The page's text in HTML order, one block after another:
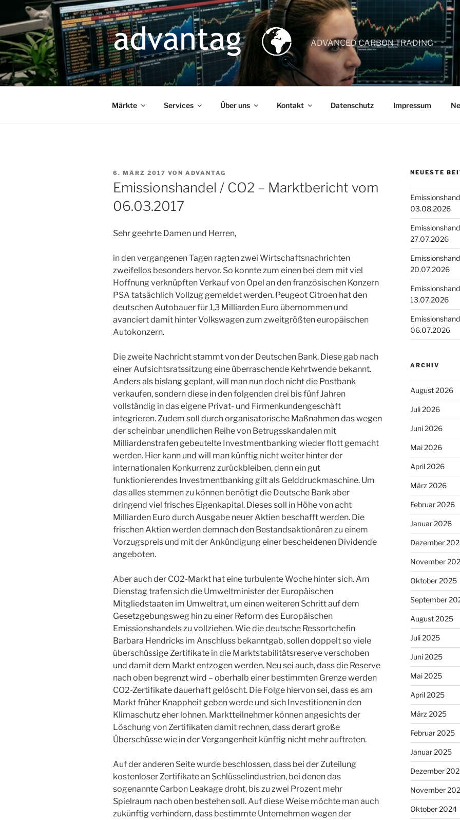
springen
ADVANCED CARBON TRADING
Märkte Services Über uns Kontakt Datenschutz Impressum
VERÖFFENTLICHT
AM
6. MÄRZ 2017 VON ADVANTAG
Emissionshandel / CO2 – Marktbericht vom
06.03.2017
Sehr geehrte Damen und Herren,
in den vergangenen Tagen ragten zwei Wirtschaftsnachrichten
zweifellos besonders hervor. So konnte zum einen bei dem mit viel
Hoffnung verknüpften Verkauf von Opel an den französischen Konzern
PSA tatsächlich Vollzug gemeldet werden. Peugeot Citroen hat den
deutschen Autobauer für 1,3 Milliarden Euro übernommen und
avanciert damit hinter Volkswagen zum zweitgrößten europäischen
Autokonzern.
Die zweite Nachricht stammt von der Deutschen Bank. Diese gab nach
einer Aufsichtsratssitzung eine überraschende Kehrtwende bekannt.
Anders als bislang geplant, will man nun doch nicht die Postbank
verkaufen, sondern diese in den folgenden drei bis fünf Jahren
vollständig in das eigene Privat- und Firmenkundengeschäft
integrieren. Zudem soll durch organisatorische Maßnahmen das wegen
der scheinbar unendlichen Reihe von Betrugsskandalen mit
Milliardenstrafen gebeutelte Investmentbanking wieder flott gemacht
werden. Hier kann und will man künftig nicht weiter hinter der
internationalen Konkurrenz zurückbleiben, denn ein gut
funktionierendes Investmentbanking gilt als Gelddruckmaschine. Um
das alles stemmen zu können benötigt die Deutsche Bank aber
dringend viel frisches Eigenkapital. Dieses soll in Höhe von acht
Milliarden Euro durch Ausgabe neuer Aktien beschafft werden. Die
frischen Aktien werden demnach den Bestandsaktionären zu einem
Vorzugspreis und mit der Ankündigung einer bescheidenen Dividende
angeboten.
Aber auch der CO2-Markt hat eine turbulente Woche hinter sich. Am
Dienstag trafen sich die Umweltminister der Europäischen
Mitgliedstaaten im Umweltrat, um einen weiteren Schritt auf dem
Gesetzgebungsweg hin zu einer Reform des Europäischen
Emissionshandels zu vollziehen. Wie die deutsche Ressortchefin
Barbara Hendricks im Anschluss bekanntgab, sollen doppelt so viele
überschüssige Zertifikate in die Marktstabilitätsreserve verschoben
und damit dem Markt entzogen werden. Neu sei auch, dass die Reserve
nach oben begrenzt wird – oberhalb einer bestimmten Grenze werden
CO2-Zertifikate dauerhaft gelöscht. Die Folge hiervon sei, dass es am
Markt früher Knappheit geben werde und sich Investitionen in den
Klimaschutz eher lohnen. Marktteilnehmer können angesichts der
Löschung von Zertifikaten damit rechnen, dass derart große
Überschüsse wie in der Vergangenheit künftig nicht mehr auftreten.
Auf der anderen Seite wurde beschlossen, dass bei der Zuteilung
kostenloser Zertifikate an Schlüsselindustrien, bei denen das
sogenannte Carbon Leakage droht, bis zu zwei Prozent mehr
Spielraum nach oben bestehen soll. Auf diese Weise möchte man auch
zukünftig verhindern, dass bestimmte Unternehmen wegen der
NEUESTE
03.08.2026
27.07.2026
20.07.2026
13.07.2026
06.07.2026
ARCHIV
August 2026
Juli 2026
Juni 2026
Mai 2026
April 2026
März 2026
Februar 2026
Januar 2026
Dezember
November
Oktober 2025
September
August 2025
Juli 2025
Juni 2025
Mai 2025
April 2025
März 2025
Februar 2025
Januar 2025
Dezember
November
Oktober 2024